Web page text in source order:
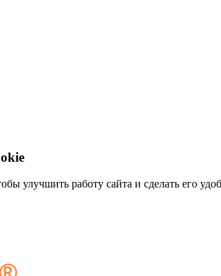
улучшить работу сайта и сделать его